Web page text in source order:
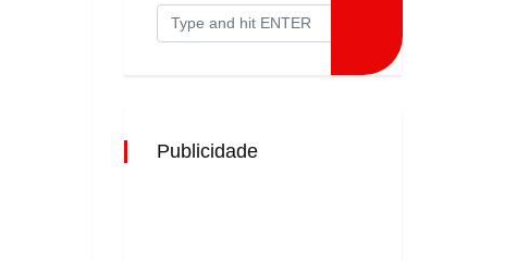
Publicidade